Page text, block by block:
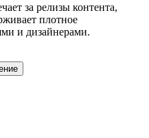
за релизы контента,
плотное
и дизайнерами.